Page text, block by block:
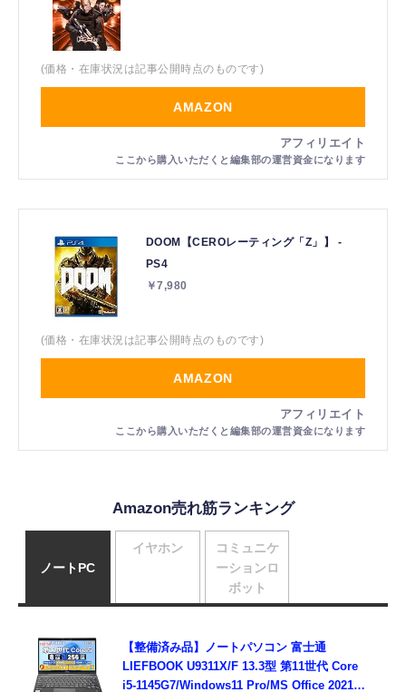
(価格・在庫状況は記事公開時点のものです)
AMAZON
DOOM【CEROレーティング「Z」】 -
PS4
￥7,980
(価格・在庫状況は記事公開時点のものです)
AMAZON
Amazon売れ筋ランキング
ノートPC
【整備済み品】ノートパソコン 富士通
LIEFBOOK U9311X/F 13.3型 第11世代 Core
i5-1145G7/Windows11 Pro/MS Office 2021搭
イヤホン
コミュニケ
ーションロ
ボット